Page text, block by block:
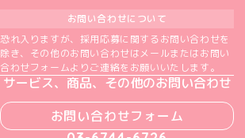
お問い合わせについて
恐れ入りますが、採用応募に関するお問い合わせを
除き、その他のお問い合わせはメールまたはお問い
合わせフォームよりご連絡をお願いいたします。
サービス、商品、その他のお問い合わせ
お問い合わせフォーム